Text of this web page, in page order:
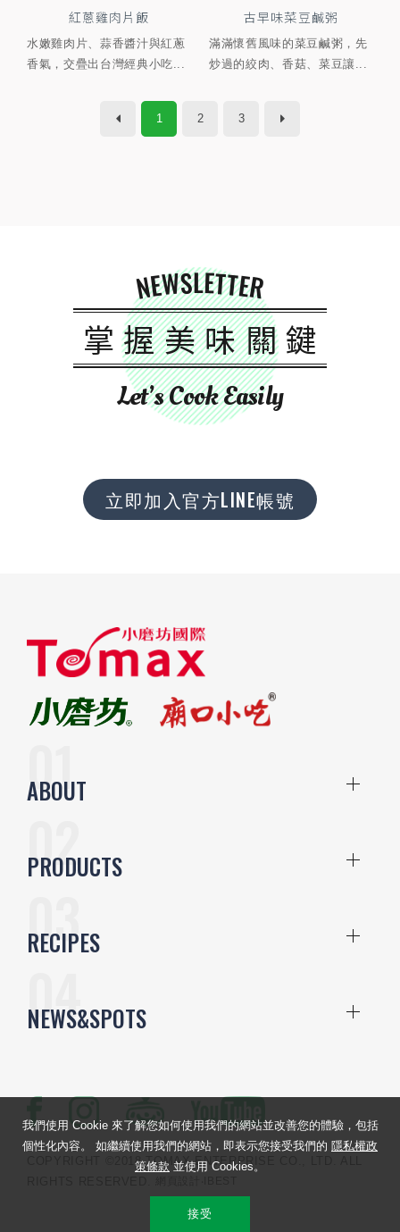
紅蔥雞肉片飯
水嫩雞肉片、蒜香醬汁與紅蔥
香氣，交疊出台灣經典小吃...
古早味菜豆鹹粥
滿滿懷舊風味的菜豆鹹粥，先
炒過的絞肉、香菇、菜豆讓...
1 2 3
NEWSLETTER
掌握美味關鍵
Let’s Cook Easily
立即加入官方LINE帳號
ABOUT
PRODUCTS
RECIPES
NEWS&SPOTS
COPYRIGHT ©2018 TOMAX ENTERPRISE CO., LTD. ALL
我們使用 Cookie 來了解您如何使用我們的網站並改善您的體驗，包括
個性化內容。 如繼續使用我們的網站，即表示您接受我們的 隱私權政
策條款 並使用 Cookies。
接受